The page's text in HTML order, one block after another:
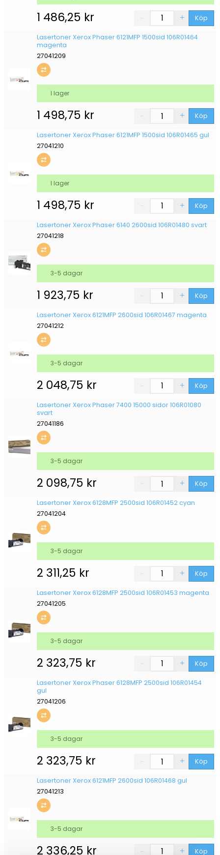
1 486,25 kr Köp
Lasertoner Xerox Phaser 6121MFP 1500sid 106R01464
magenta
27041209
1 498,75 kr Köp
I lager
Lasertoner Xerox Phaser 6121MFP 1500sid 106R01465 gul
27041210
1 498,75 kr Köp
I lager
Lasertoner Xerox Phaser 6140 2600sid 106R01480 svart
27041218
1 923,75 kr Köp
3-5 dagar
Lasertoner Xerox 6121MFP 2600sid 106R01467 magenta
27041212
2 048,75 kr Köp
3-5 dagar
Lasertoner Xerox Phaser 7400 15000 sidor 106R01080
svart
27041186
2 098,75 kr Köp
3-5 dagar
Lasertoner Xerox 6128MFP 2500sid 106R01452 cyan
27041204
2 311,25 kr Köp
3-5 dagar
Lasertoner Xerox 6128MFP 2500sid 106R01453 magenta
27041205
2 323,75 kr Köp
3-5 dagar
Lasertoner Xerox Phaser 6128MFP 2500sid 106R01454
gul
27041206
2 323,75 kr Köp
3-5 dagar
Lasertoner Xerox 6121MFP 2600sid 106R01468 gul
27041213
2 336,25 kr Köp
3-5 dagar